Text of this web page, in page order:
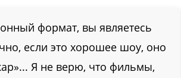
формат, вы являетесь
если это хорошее шоу, оно
Я не верю, что фильмы,